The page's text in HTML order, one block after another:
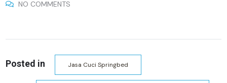
NO COMMENTS
Posted in Jasa Cuci Springbed